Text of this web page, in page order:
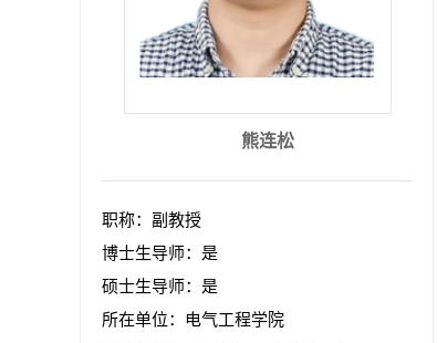
熊连松
职称：副教授
博士生导师：是
硕士生导师：是
所在单位：电气工程学院